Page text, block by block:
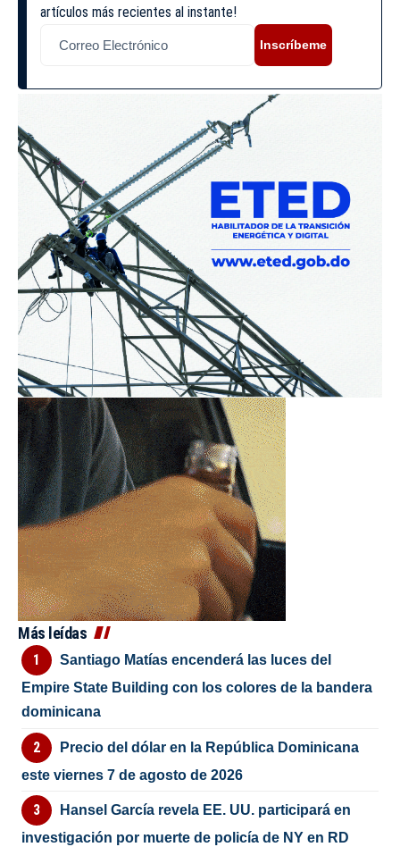
artículos más recientes al instante!
Inscríbeme
Más leídas
Santiago Matías encenderá las luces del
Empire State Building con los colores de la bandera
dominicana
Precio del dólar en la República Dominicana
este viernes 7 de agosto de 2026
Hansel García revela EE. UU. participará en
investigación por muerte de policía de NY en RD